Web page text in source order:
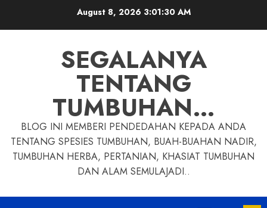
August 8, 2026 3:01:31 AM
SEGALANYA
TENTANG
TUMBUHAN…
BLOG INI MEMBERI PENDEDAHAN KEPADA ANDA
TENTANG SPESIES TUMBUHAN, BUAH-BUAHAN NADIR,
TUMBUHAN HERBA, PERTANIAN, KHASIAT TUMBUHAN
DAN ALAM SEMULAJADI..